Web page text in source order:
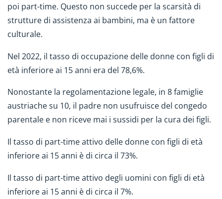
poi part-time. Questo non succede per la scarsità di
strutture di assistenza ai bambini, ma è un fattore
culturale.
Nel 2022, il tasso di occupazione delle donne con figli di
età inferiore ai 15 anni era del 78,6%.
Nonostante la regolamentazione legale, in 8 famiglie
austriache su 10, il padre non usufruisce del congedo
parentale e non riceve mai i sussidi per la cura dei figli.
Il tasso di part-time attivo delle donne con figli di età
inferiore ai 15 anni è di circa il 73%.
Il tasso di part-time attivo degli uomini con figli di età
inferiore ai 15 anni è di circa il 7%.